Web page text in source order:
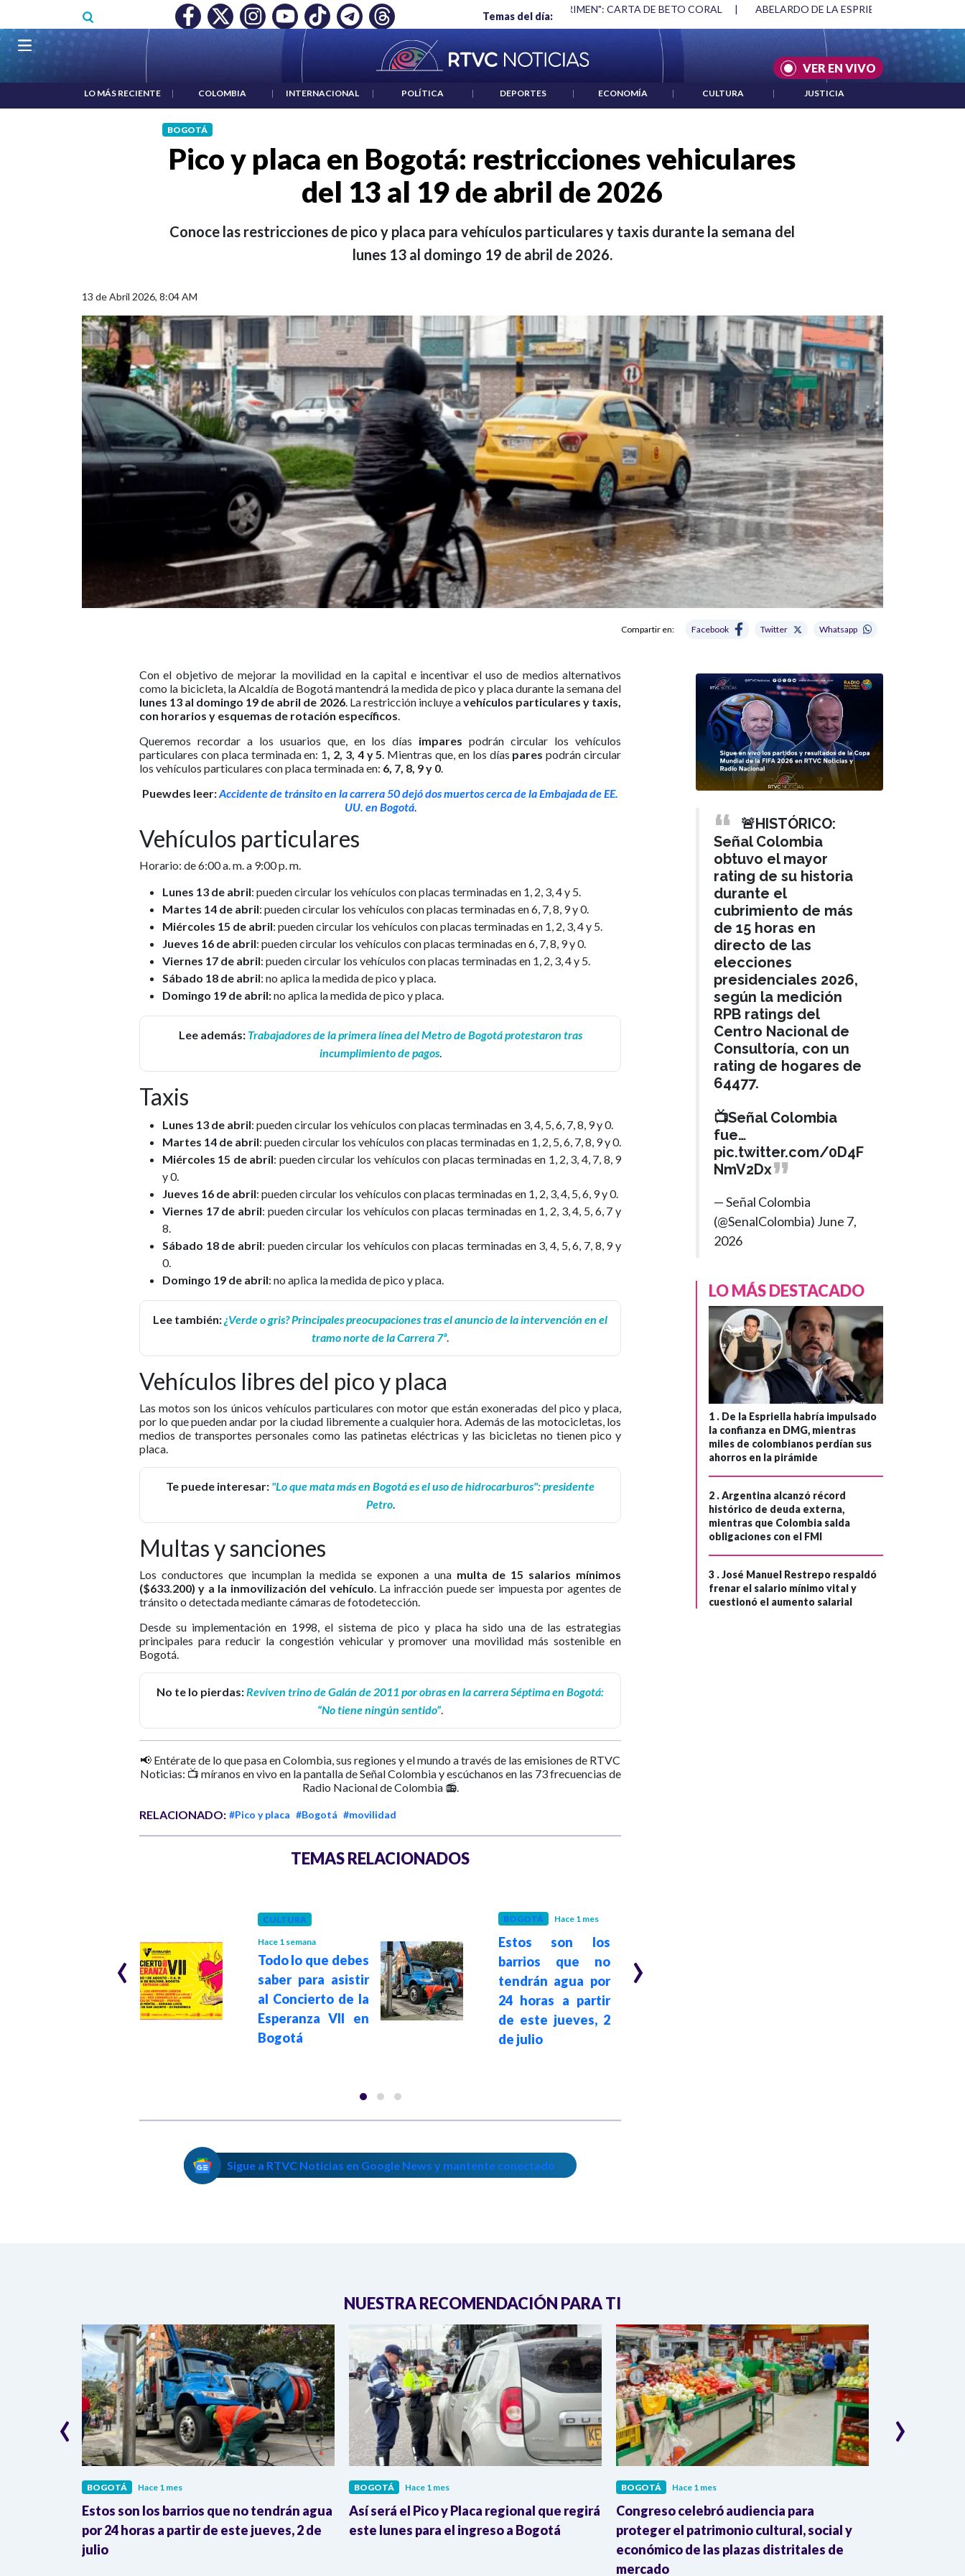
Temas del día:
MÍNIMO NO DESTRUYÓ EMPLEO: JP MORGAN | "HABLAR NO ES UN CRIMEN": CARTA DE BETO CORAL ABELARDO DE LA ESPRIELLA Y DMG | ACUERDOS ENTRE ESTADOS UNIDOS E
VER EN VIVO
Navegación principal
LO MÁS RECIENTE | COLOMBIA | INTERNACIONAL | POLÍTICA | DEPORTES | ECONOMÍA | CULTURA | JUSTICIA
BOGOTÁ
Pico y placa en Bogotá: restricciones vehiculares
del 13 al 19 de abril de 2026
Conoce las restricciones de pico y placa para vehículos particulares y taxis durante la semana del
lunes 13 al domingo 19 de abril de 2026.
13 de Abril 2026, 8:04 AM
Compartir en: Facebook Twitter Whatsapp
Con el objetivo de mejorar la movilidad en la capital e incentivar el uso de medios alternativos
como la bicicleta, la Alcaldía de Bogotá mantendrá la medida de pico y placa durante la semana del
lunes 13 al domingo 19 de abril de 2026. La restricción incluye avehículos particulares y taxis,
con horarios y esquemas de rotación específicos.
Queremos recordar a los usuarios que, en los días imparespodrán circular los vehículos
particulares con placa terminada en: 1, 2, 3, 4 y 5. Mientras que, en los días parespodrán circular
los vehículos particulares con placa terminada en: 6, 7, 8, 9 y 0.
Puewdes leer:Accidente de tránsito en la carrera 50 dejó dos muertos cerca de la Embajada de EE.
UU. en Bogotá.
Vehículos particulares
Horario: de 6:00 a. m. a 9:00 p. m.
Lunes 13 de abril: pueden circular los vehículos con placas terminadas en 1, 2, 3, 4 y 5.
Martes 14 de abril: pueden circular los vehículos con placas terminadas en 6, 7, 8, 9 y 0.
Miércoles 15 de abril: pueden circular los vehículos con placas terminadas en 1, 2, 3, 4 y 5.
Jueves 16 de abril: pueden circular los vehículos con placas terminadas en 6, 7, 8, 9 y 0.
Viernes 17 de abril: pueden circular los vehículos con placas terminadas en 1, 2, 3, 4 y 5.
Sábado 18 de abril: no aplica la medida de pico y placa.
Domingo 19 de abril:no aplica la medida de pico y placa.
Lee además: Trabajadores de la primera línea del Metro de Bogotá protestaron tras
incumplimiento de pagos.
Taxis
Lunes 13 de abril: pueden circular los vehículos con placas terminadas en 3, 4, 5, 6, 7, 8, 9 y 0.
Martes 14 de abril: pueden circular los vehículos con placas terminadas en 1, 2, 5, 6, 7, 8, 9 y 0.
Miércoles 15 de abril: pueden circular los vehículos con placas terminadas en 1, 2, 3, 4, 7, 8, 9
y 0.
Jueves 16 de abril: pueden circular los vehículos con placas terminadas en 1, 2, 3, 4, 5, 6, 9 y 0.
Viernes 17 de abril: pueden circular los vehículos con placas terminadas en 1, 2, 3, 4, 5, 6, 7 y
8.
Sábado 18 de abril: pueden circular los vehículos con placas terminadas en 3, 4, 5, 6, 7, 8, 9 y
0.
Domingo 19 de abril: no aplica la medida de pico y placa.
Lee también:¿Verde o gris? Principales preocupaciones tras el anuncio de la intervención en el
tramo norte de la Carrera 7ª.
Vehículos libres del pico y placa
Las motos son los únicos vehículos particulares con motor que están exoneradas del pico y placa,
por lo que pueden andar por la ciudad libremente a cualquier hora. Además de las motocicletas, los
medios de transportes personales como las patinetas eléctricas y las bicicletas no tienen pico y
placa.
Te puede interesar: "Lo que mata más en Bogotá es el uso de hidrocarburos": presidente
Petro.
Multas y sanciones
Los conductores que incumplan la medida se exponen a una multa de 15 salarios mínimos
($633.200) y a la inmovilización del vehículo. La infracción puede ser impuesta por agentes de
tránsito o detectada mediante cámaras de fotodetección.
Desde su implementación en 1998, el sistema de pico y placa ha sido una de las estrategias
principales para reducir la congestión vehicular y promover una movilidad más sostenible en
Bogotá.
No te lo pierdas:Reviven trino de Galán de 2011 por obras en la carrera Séptima en Bogotá:
“No tiene ningún sentido”.
📢 Entérate de lo que pasa en Colombia, sus regiones y el mundo a través de las emisiones de RTVC
Noticias: 📺 míranos en vivo en la pantalla de Señal Colombia y escúchanos en las 73 frecuencias de
Radio Nacional de Colombia 📻.
RELACIONADO: #Pico y placa #Bogotá #movilidad
TEMAS RELACIONADOS
Bogotá por
segunda vuelta
CULTURA
Hace 1 semana
Todo lo que debes
saber para asistir
al Concierto de la
Esperanza VII en
Bogotá
BOGOTÁ Hace 1 mes
Estos son los
barrios que no
tendrán agua por
24 horas a partir
de este jueves, 2
de julio
‹ ›
Sigue a RTVC Noticias en Google News y mantente conectado
🚨HISTÓRICO:
Señal Colombia
obtuvo el mayor
rating de su historia
durante el
cubrimiento de más
de 15 horas en
directo de las
elecciones
presidenciales 2026,
según la medición
RPB ratings del
Centro Nacional de
Consultoría, con un
rating de hogares de
64477.
📺Señal Colombia
fue…
pic.twitter.com/0D4F
NmV2Dx
— Señal Colombia
(@SenalColombia) June 7,
2026
LO MÁS DESTACADO
1 . De la Espriella habría impulsado
la confianza en DMG, mientras
miles de colombianos perdían sus
ahorros en la pirámide
2 .Argentina alcanzó récord
histórico de deuda externa,
mientras que Colombia salda
obligaciones con el FMI
3 .José Manuel Restrepo respaldó
frenar el salario mínimo vital y
cuestionó el aumento salarial
NUESTRA RECOMENDACIÓN PARA TI
BOGOTÁ Hace 1 mes
Estos son los barrios que no tendrán agua
por 24 horas a partir de este jueves, 2 de
julio
BOGOTÁ Hace 1 mes
Así será el Pico y Placa regional que regirá
este lunes para el ingreso a Bogotá
BOGOTÁ Hace 1 mes
Congreso celebró audiencia para
proteger el patrimonio cultural, social y
económico de las plazas distritales de
mercado
‹ ›